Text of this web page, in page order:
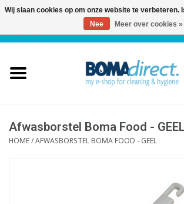
Klantenservice
Afwasborstel Boma Food -
HOME/AFWASBORSTEL BOMA FOOD - GEEL
Wij slaan cookies op om onze website te verbeteren.
Nee
Meer over cookies »